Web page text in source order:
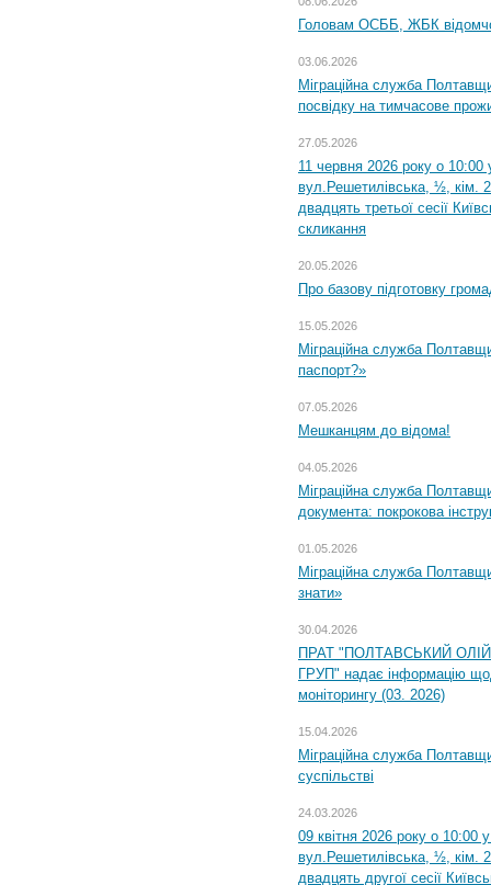
Головам ОСББ, ЖБК
03.06.2026
Міграційна служба
посвідку на тимчасове
27.05.2026
11 червня 2026 року о 10:00
вул.Решетилівська, ½, кім.
двадцять третьої сесії
скликання
20.05.2026
Про базову підготовку
15.05.2026
Міграційна служба
паспорт?»
07.05.2026
Мешканцям до відома!
04.05.2026
Міграційна служба
документа: покрокова
01.05.2026
Міграційна служба
знати»
30.04.2026
ПРАТ "ПОЛТАВСЬКИЙ
ГРУП" надає інформацію
моніторингу (03. 2026)
15.04.2026
Міграційна служба
суспільстві
24.03.2026
09 квітня 2026 року о 10:00
вул.Решетилівська, ½, кім.
двадцять другої сесії